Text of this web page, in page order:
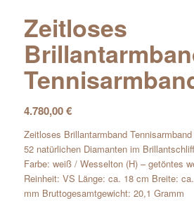
Zeitloses
4.780,00€
Zeitloses Brillantarmband
52 natürlichen Diamanten im
Farbe: weiß / Wesselton (H) – getöntes
Reinheit: VS Länge: ca. 18 cm Breite:
mm Bruttogesamtgewicht: 20,1 Gramm